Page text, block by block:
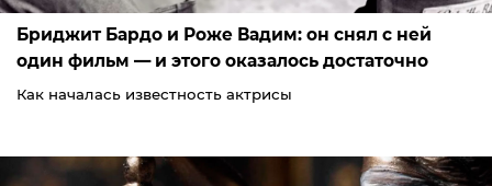
Бриджит Бардо и Роже Вадим: он снял с ней
один фильм — и этого оказалось достаточно
Как началась известность актрисы